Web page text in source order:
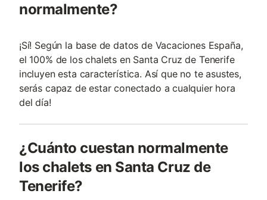
normalmente?
¡Sí! Según la base de datos de Vacaciones España,
el 100% de los chalets en Santa Cruz de Tenerife
incluyen esta característica. Así que no te asustes,
serás capaz de estar conectado a cualquier hora
del día!
¿Cuánto cuestan normalmente
los chalets en Santa Cruz de
Tenerife?